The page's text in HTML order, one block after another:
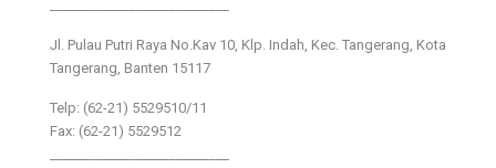
Jl. Pulau Putri Raya No.Kav 10, Klp. Indah, Kec. Tangerang, Kota
Tangerang, Banten 15117
Telp: (62-21) 5529510/11
Fax: (62-21) 5529512